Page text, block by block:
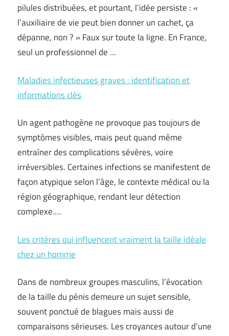
pilules distribuées, et pourtant, l’idée persiste : «
l’auxiliaire de vie peut bien donner un cachet, ça
dépanne, non ? » Faux sur toute la ligne. En France,
seul un professionnel de …
Maladies infectieuses graves : identification et
informations clés
Un agent pathogène ne provoque pas toujours de
symptômes visibles, mais peut quand même
entraîner des complications sévères, voire
irréversibles. Certaines infections se manifestent de
façon atypique selon l’âge, le contexte médical ou la
région géographique, rendant leur détection
complexe.…
Les critères qui influencent vraiment la taille idéale
chez un homme
Dans de nombreux groupes masculins, l’évocation
de la taille du pénis demeure un sujet sensible,
souvent ponctué de blagues mais aussi de
comparaisons sérieuses. Les croyances autour d’une